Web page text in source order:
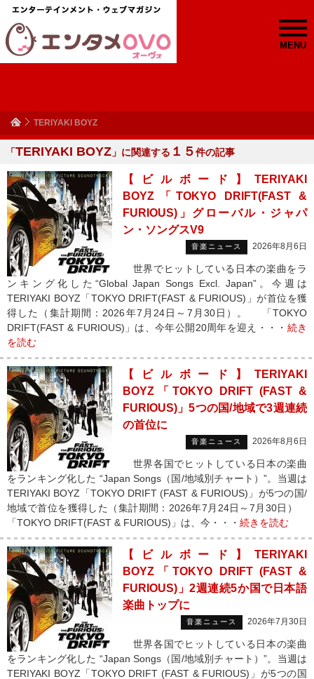
MENU
TERIYAKI BOYZ
「TERIYAKI BOYZ 」に関連する １５件の記事
【ビルボード】TERIYAKI
BOYZ「TOKYO DRIFT(FAST &
FURIOUS)」グローバル・ジャパ
ン・ソングスV9
音楽ニュース 2026年8月6日
世界でヒットしている日本の楽曲をラ
ンキング化した“Global Japan Songs Excl. Japan”。今週は
TERIYAKI BOYZ「TOKYO DRIFT(FAST & FURIOUS)」が首位を獲
得した（集計期間：2026年7月24日～7月30日）。 「TOKYO
DRIFT(FAST & FURIOUS)」は、今年公開20周年を迎え・・・ 続き
を読む
【ビルボード】TERIYAKI
BOYZ「TOKYO DRIFT (FAST &
FURIOUS)」5つの国/地域で3週連続
の首位に
音楽ニュース 2026年8月6日
世界各国でヒットしている日本の楽曲
をランキング化した “Japan Songs（国/地域別チャート）”。当週は
TERIYAKI BOYZ「TOKYO DRIFT (FAST & FURIOUS)」が5つの国/
地域で首位を獲得した（集計期間：2026年7月24日～7月30日）
「TOKYO DRIFT(FAST & FURIOUS)」は、今・・・ 続きを読む
【ビルボード】TERIYAKI
BOYZ「TOKYO DRIFT (FAST &
FURIOUS)」2週連続5か国で日本語
楽曲トップに
音楽ニュース 2026年7月30日
世界各国でヒットしている日本の楽曲
をランキング化した “Japan Songs（国/地域別チャート）”。当週は
TERIYAKI BOYZ「TOKYO DRIFT (FAST & FURIOUS)」が5つの国